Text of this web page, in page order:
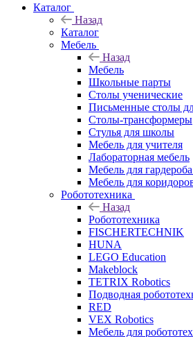
Каталог
Назад
Каталог
Мебель
Назад
Мебель
Школьные парты
Столы ученические
Письменные столы
Столы-трансформеры
Стулья для школы
Мебель для учителя
Лабораторная мебель
Мебель для
Мебель для
Робототехника
Назад
Робототехника
FISCHERTECHNIK
HUNA
LEGO Education
Makeblock
TETRIX Robotics
Подводная
RED
VEX Robotics
Мебель для